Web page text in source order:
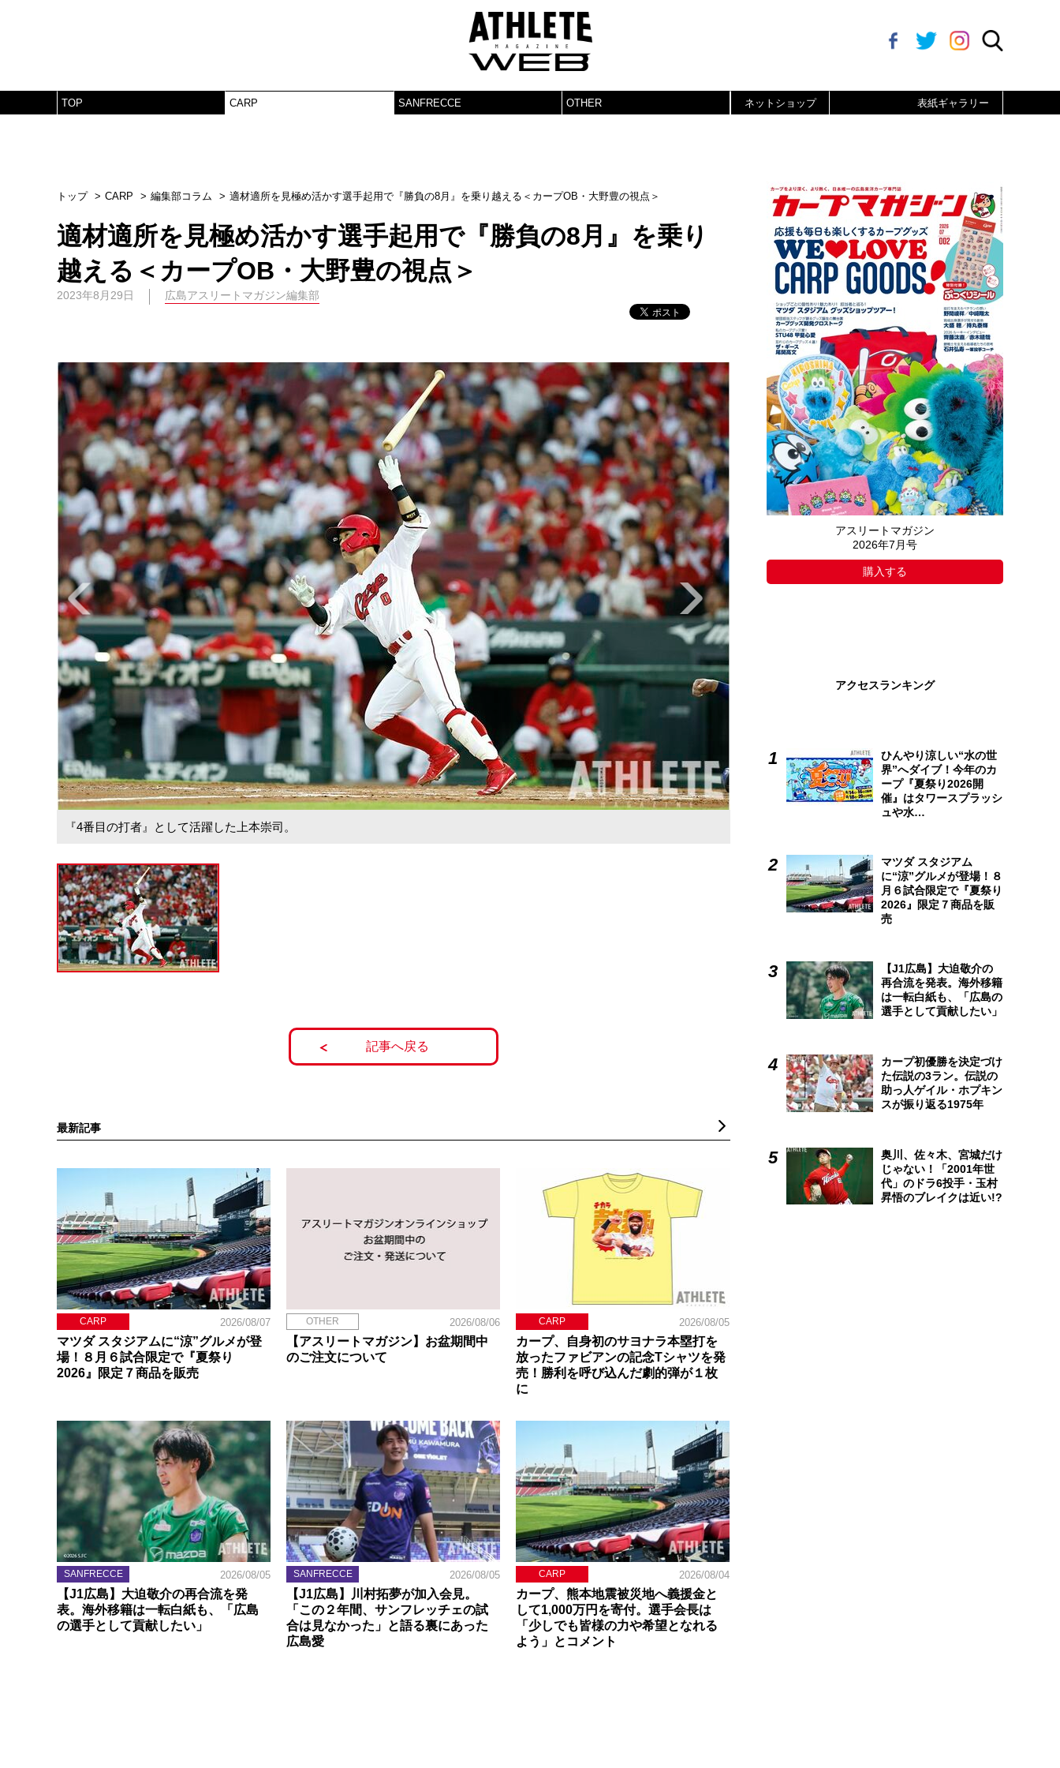
TOP CARP SANFRECCE OTHER ネットショップ 表紙ギャラリー
トップ CARP 編集部コラム 適材適所を見極め活かす選手起用で『勝負の8月』を乗り越える＜カープOB・大野豊の視点＞
適材適所を見極め活かす選手起用で『勝負の8月』を乗り
越える＜カープOB・大野豊の視点＞
2023年8月29日 広島アスリートマガジン編集部
『4番目の打者』として活躍した上本崇司。
記事へ戻る
最新記事
CARP 2026/08/07
マツダ スタジアムに“涼”グルメが登
場！８月６試合限定で『夏祭り
2026』限定７商品を販売
OTHER 2026/08/06
【アスリートマガジン】お盆期間中
のご注文について
CARP 2026/08/05
カープ、自身初のサヨナラ本塁打を
放ったファビアンの記念Tシャツを発
売！勝利を呼び込んだ劇的弾が１枚
に
SANFRECCE 2026/08/05
【J1広島】大迫敬介の再合流を発
表。海外移籍は一転白紙も、「広島
の選手として貢献したい」
SANFRECCE 2026/08/05
【J1広島】川村拓夢が加入会見。
「この２年間、サンフレッチェの試
合は見なかった」と語る裏にあった
広島愛
CARP 2026/08/04
カープ、熊本地震被災地へ義援金と
して1,000万円を寄付。選手会長は
「少しでも皆様の力や希望となれる
よう」とコメント
アスリートマガジン
2026年7月号
購入する
アクセスランキング
ひんやり涼しい“水の世
界”へダイブ！今年のカ
ープ『夏祭り2026開
催』はタワースプラッシ
ュや水…
マツダ スタジアム
に“涼”グルメが登場！８
月６試合限定で『夏祭り
2026』限定７商品を販
売
【J1広島】大迫敬介の
再合流を発表。海外移籍
は一転白紙も、「広島の
選手として貢献したい」
カープ初優勝を決定づけ
た伝説の3ラン。伝説の
助っ人ゲイル・ホプキン
スが振り返る1975年
奥川、佐々木、宮城だけ
じゃない！「2001年世
代」のドラ6投手・玉村
昇悟のブレイクは近い!?